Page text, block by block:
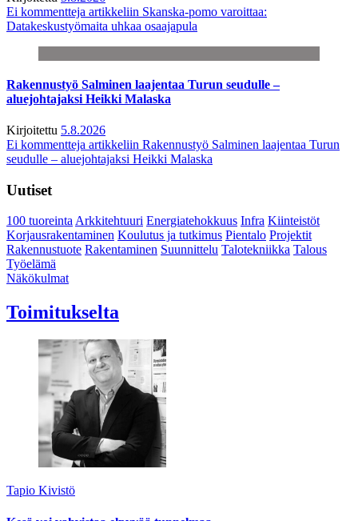
Ei kommentteja artikkeliin Skanska-pomo varoittaa:
Datakeskustyömaita uhkaa osaajapula
Rakennustyö Salminen laajentaa Turun seudulle –
aluejohtajaksi Heikki Malaska
Kirjoitettu 5.8.2026
Ei kommentteja artikkeliin Rakennustyö Salminen laajentaa Turun
seudulle – aluejohtajaksi Heikki Malaska
Uutiset
100 tuoreintaArkkitehtuuri Energiatehokkuus Infra Kiinteistöt
Korjausrakentaminen Koulutus ja tutkimus Pientalo Projektit
Rakennustuote Rakentaminen Suunnittelu Talotekniikka Talous
Työelämä
Näkökulmat
Toimitukselta
Tapio Kivistö